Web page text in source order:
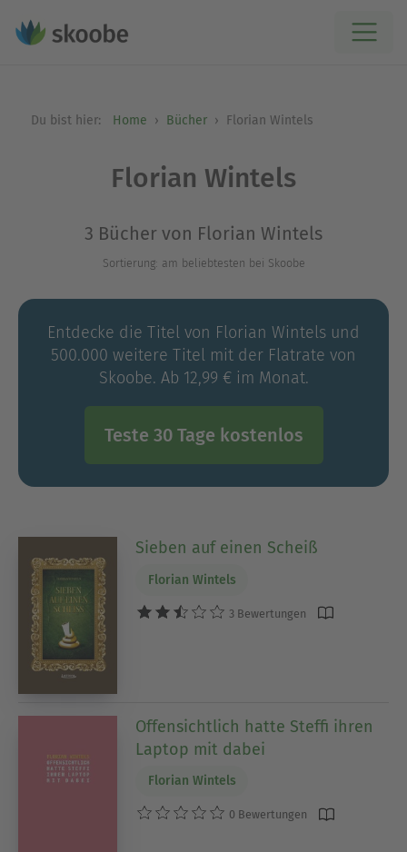
Du bist hier: Home Bücher Florian Wintels
Florian Wintels
3 Bücher von Florian Wintels
Sortierung: am beliebtesten bei Skoobe
Entdecke die Titel von Florian Wintels und
500.000 weitere Titel mit der Flatrate von
Skoobe. Ab 12,99 € im Monat.
Teste 30 Tage kostenlos
Sieben auf einen Scheiß
Florian Wintels
3 Bewertungen
Offensichtlich hatte Steffi ihren
Laptop mit dabei
Florian Wintels
0 Bewertungen